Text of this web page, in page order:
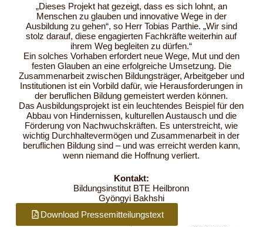
„Dieses Projekt hat gezeigt, dass es sich lohnt, an
Menschen zu glauben und innovative Wege in der
Ausbildung zu gehen“, so Herr Tobias Parthie. „Wir sind
stolz darauf, diese engagierten Fachkräfte weiterhin auf
ihrem Weg begleiten zu dürfen.“
Ein solches Vorhaben erfordert neue Wege, Mut und den
festen Glauben an eine erfolgreiche Umsetzung. Die
Zusammenarbeit zwischen Bildungsträger, Arbeitgeber und
Institutionen ist ein Vorbild dafür, wie Herausforderungen in
der beruflichen Bildung gemeistert werden können.
Das Ausbildungsprojekt ist ein leuchtendes Beispiel für den
Abbau von Hindernissen, kulturellen Austausch und die
Förderung von Nachwuchskräften. Es unterstreicht, wie
wichtig Durchhaltevermögen und Zusammenarbeit in der
beruflichen Bildung sind – und was erreicht werden kann,
wenn niemand die Hoffnung verliert.
Kontakt:
Bildungsinstitut BTE Heilbronn
Gyöngyi Bakhshi
Download Pressemitteilungstext